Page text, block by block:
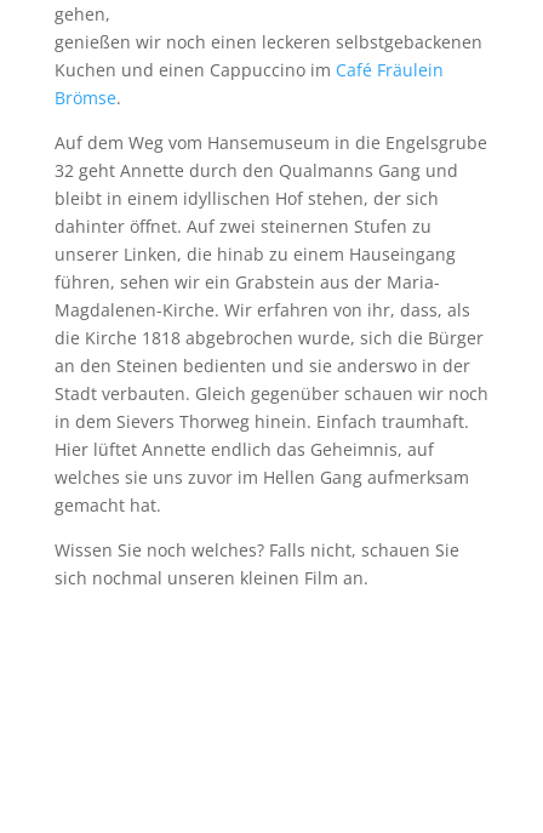
gehen,
genießen wir noch einen leckeren selbstgebackenen
Kuchen und einen Cappuccino im Café Fräulein
Brömse.
Auf dem Weg vom Hansemuseum in die Engelsgrube
32 geht Annette durch den Qualmanns Gang und
bleibt in einem idyllischen Hof stehen, der sich
dahinter öffnet. Auf zwei steinernen Stufen zu
unserer Linken, die hinab zu einem Hauseingang
führen, sehen wir ein Grabstein aus der Maria-
Magdalenen-Kirche. Wir erfahren von ihr, dass, als
die Kirche 1818 abgebrochen wurde, sich die Bürger
an den Steinen bedienten und sie anderswo in der
Stadt verbauten. Gleich gegenüber schauen wir noch
in dem Sievers Thorweg hinein. Einfach traumhaft.
Hier lüftet Annette endlich das Geheimnis, auf
welches sie uns zuvor im Hellen Gang aufmerksam
gemacht hat.
Wissen Sie noch welches? Falls nicht, schauen Sie
sich nochmal unseren kleinen Film an.